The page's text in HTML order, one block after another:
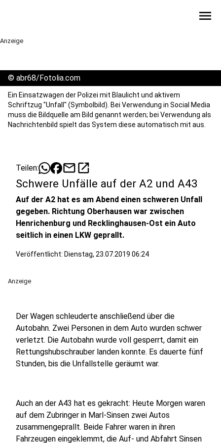
menu
Anzeige
© abr68/Fotolia.com
Ein Einsatzwagen der Polizei mit Blaulicht und aktivem
Schriftzug "Unfall" (Symbolbild). Bei Verwendung in Social Media
muss die Bildquelle am Bild genannt werden; bei Verwendung als
Nachrichtenbild spielt das System diese automatisch mit aus.
Teilen: mailopen_in_new
Schwere Unfälle auf der A2 und A43
Auf der A2 hat es am Abend einen schweren Unfall
gegeben. Richtung Oberhausen war zwischen
Henrichenburg und Recklinghausen-Ost ein Auto
seitlich in einen LKW geprallt.
Veröffentlicht: Dienstag, 23.07.2019 06:24
Anzeige
Der Wagen schleuderte anschließend über die
Autobahn. Zwei Personen in dem Auto wurden schwer
verletzt. Die Autobahn wurde voll gesperrt, damit ein
Rettungshubschrauber landen konnte. Es dauerte fünf
Stunden, bis die Unfallstelle geräumt war.
Auch an der A43 hat es gekracht: Heute Morgen waren
auf dem Zubringer in Marl-Sinsen zwei Autos
zusammengeprallt. Beide Fahrer waren in ihren
Fahrzeugen eingeklemmt, die Auf- und Abfahrt Sinsen